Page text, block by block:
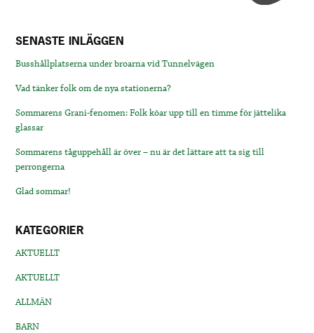
SENASTE INLÄGGEN
Busshållplatserna under broarna vid Tunnelvägen
Vad tänker folk om de nya stationerna?
Sommarens Grani-fenomen: Folk köar upp till en timme för jättelika
glassar
Sommarens tåguppehåll är över – nu är det lättare att ta sig till
perrongerna
Glad sommar!
KATEGORIER
AKTUELLT
AKTUELLT
ALLMÄN
BARN